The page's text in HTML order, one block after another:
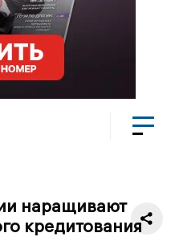
наращивают
кредитования